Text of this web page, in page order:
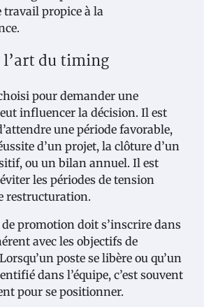
travail propice à la
du timing
pour demander une
influencer la décision. Il est
une période favorable,
d’un projet, la clôture d’un
ou un bilan annuel. Il est
les périodes de tension
restructuration.
promotion doit s’inscrire dans
avec les objectifs de
poste se libère ou qu’un
dans l’équipe, c’est souvent
pour se positionner.